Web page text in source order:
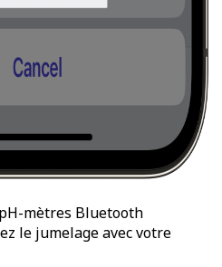
mètres Bluetooth
le jumelage avec votre